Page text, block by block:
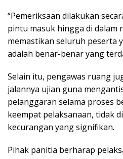
“Pemeriksaan dilakukan
pintu masuk hingga di dalam
memastikan seluruh peserta
adalah benar-benar yang
Selain itu, pengawas ruang
jalannya ujian guna
pelanggaran selama proses
keempat pelaksanaan, tidak
kecurangan yang signifikan.
Pihak panitia berharap